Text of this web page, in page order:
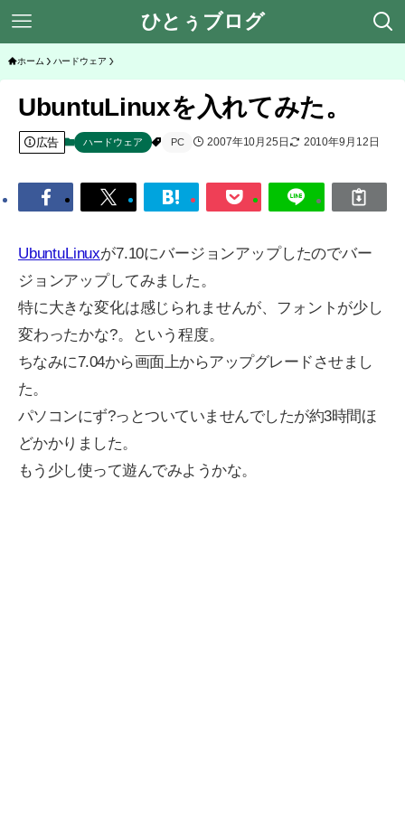
ひとぅブログ
ホーム ハードウェア
UbuntuLinuxを入れてみた。
広告 ハードウェア PC 2007年10月25日 2010年9月12日
UbuntuLinuxが7.10にバージョンアップしたのでバー
ジョンアップしてみました。
特に大きな変化は感じられませんが、フォントが少し
変わったかな?。という程度。
ちなみに7.04から画面上からアップグレードさせまし
た。
パソコンにず?っとついていませんでしたが約3時間ほ
どかかりました。
もう少し使って遊んでみようかな。